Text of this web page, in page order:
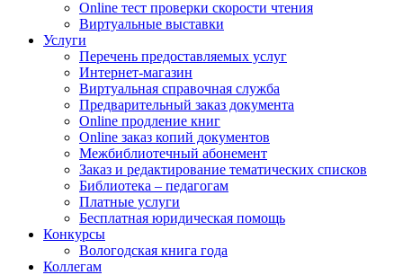
Online тест проверки скорости чтения
Виртуальные выставки
Услуги
Перечень предоставляемых услуг
Интернет-магазин
Виртуальная справочная служба
Предварительный заказ документа
Online продление книг
Online заказ копий документов
Межбиблиотечный абонемент
Заказ и редактирование тематических списков
Библиотека – педагогам
Платные услуги
Бесплатная юридическая помощь
Конкурсы
Вологодская книга года
Коллегам